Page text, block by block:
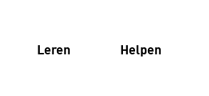
Leren Helpen